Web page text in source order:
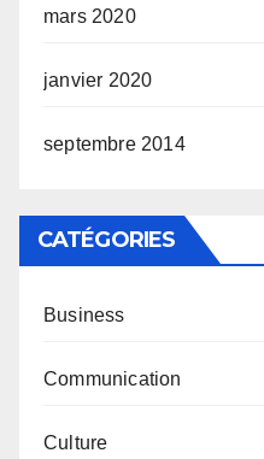
mars 2020
janvier 2020
septembre 2014
CATÉGORIES
Business
Communication
Culture